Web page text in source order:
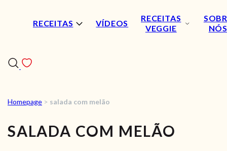
RECEITAS VÍDEOS
RECEITAS
VEGGIE
NÓS
RECEITAS
VÍDEOS
Homepage > salada com melão
SALADA COM MELÃO